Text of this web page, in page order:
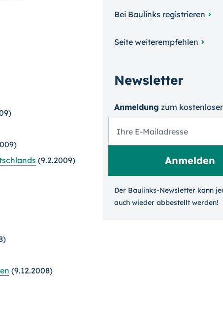
(9.2.2009)
(9.12.2008)
Bei Baulinks registrieren
Seite weiterempfehlen
Newsletter
Anmeldung zum
Der Baulinks-Newsletter kann
auch wieder ab­bestellt werden!